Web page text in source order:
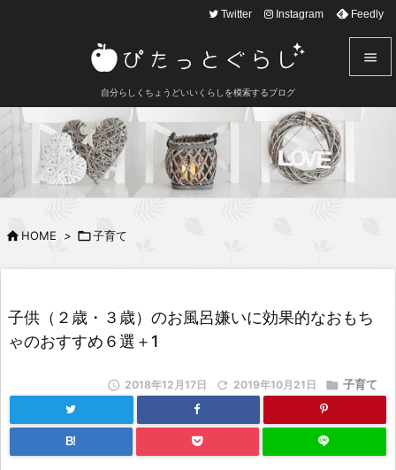
自分らしくちょうどいいくらしを模索するブログ


Twitter Instagram Feedly
 HOME > 子育て
子供（２歳・３歳）のお風呂嫌いに効果的なおもち
ゃのおすすめ６選＋1
 2018年12月17日  2019年10月21日  子育て
B!